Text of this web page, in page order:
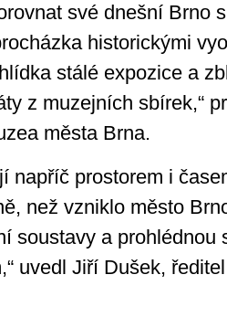
své dnešní Brno
historickými
stálé expozice a
z muzejních sbírek,“
města Brna.
napříč prostorem i
než vzniklo město
soustavy a prohlédnou
uvedl Jiří Dušek,